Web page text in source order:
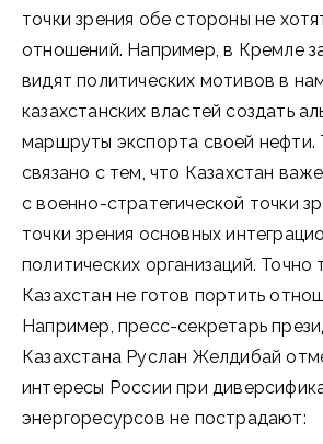
точки зрения обе стороны не
отношений. Например, в Кремле
видят политических мотивов в
казахстанских властей создать
маршруты экспорта своей нефти.
связано с тем, что Казахстан
с военно-стратегической точки
точки зрения основных
политических организаций. Точно
Казахстан не готов портить
Например, пресс-секретарь
Казахстана Руслан Желдибай
интересы России при
энергоресурсов не пострадают: